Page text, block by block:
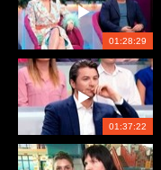
01:28:29
01:37:22